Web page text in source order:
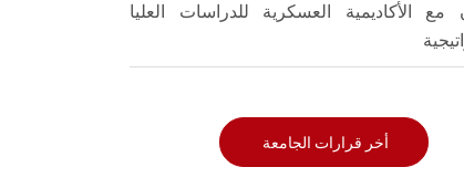
مع الأكاديمية العسكرية للدراسات العليا
أخر قرارات الجامعة